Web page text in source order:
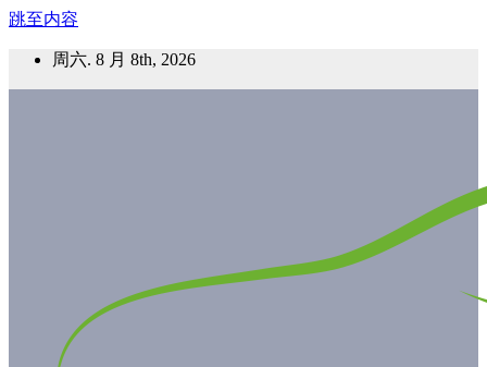
跳至内容
周六. 8 月 8th, 2026